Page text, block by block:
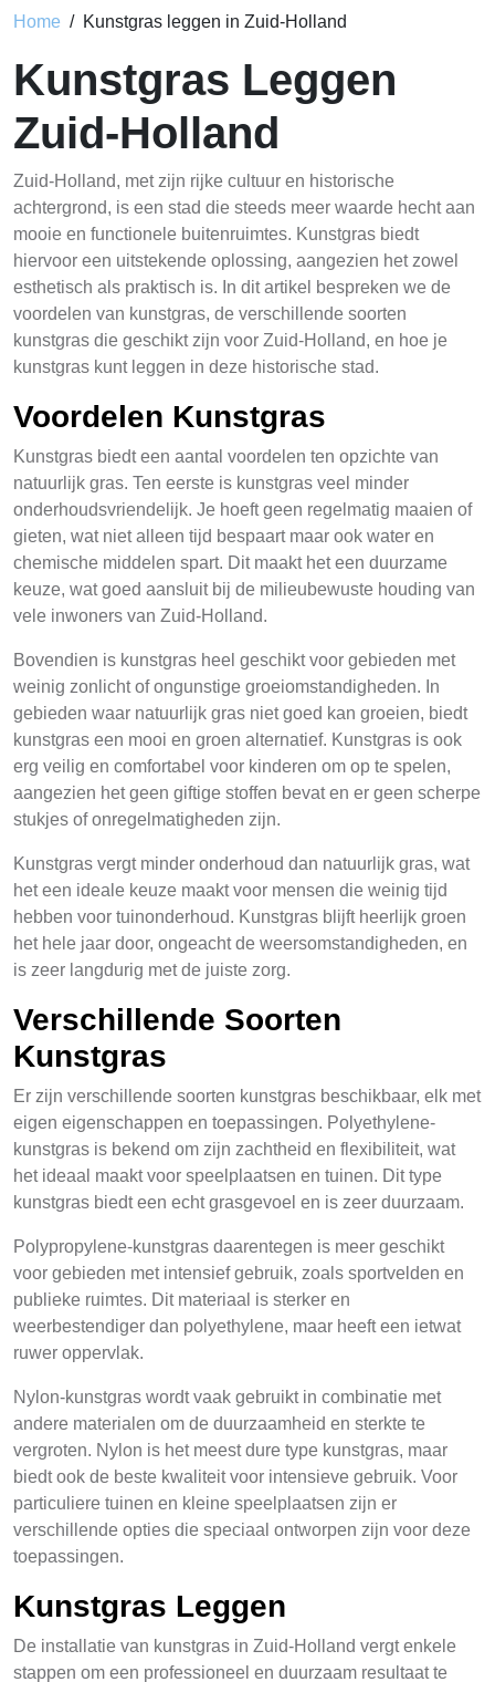
Home Kunstgras leggen in Zuid-Holland
Kunstgras Leggen
Zuid-Holland
Zuid-Holland, met zijn rijke cultuur en historische
achtergrond, is een stad die steeds meer waarde hecht aan
mooie en functionele buitenruimtes. Kunstgras biedt
hiervoor een uitstekende oplossing, aangezien het zowel
esthetisch als praktisch is. In dit artikel bespreken we de
voordelen van kunstgras, de verschillende soorten
kunstgras die geschikt zijn voor Zuid-Holland, en hoe je
kunstgras kunt leggen in deze historische stad.
Voordelen Kunstgras
Kunstgras biedt een aantal voordelen ten opzichte van
natuurlijk gras. Ten eerste is kunstgras veel minder
onderhoudsvriendelijk. Je hoeft geen regelmatig maaien of
gieten, wat niet alleen tijd bespaart maar ook water en
chemische middelen spart. Dit maakt het een duurzame
keuze, wat goed aansluit bij de milieubewuste houding van
vele inwoners van Zuid-Holland.
Bovendien is kunstgras heel geschikt voor gebieden met
weinig zonlicht of ongunstige groeiomstandigheden. In
gebieden waar natuurlijk gras niet goed kan groeien, biedt
kunstgras een mooi en groen alternatief. Kunstgras is ook
erg veilig en comfortabel voor kinderen om op te spelen,
aangezien het geen giftige stoffen bevat en er geen scherpe
stukjes of onregelmatigheden zijn.
Kunstgras vergt minder onderhoud dan natuurlijk gras, wat
het een ideale keuze maakt voor mensen die weinig tijd
hebben voor tuinonderhoud. Kunstgras blijft heerlijk groen
het hele jaar door, ongeacht de weersomstandigheden, en
is zeer langdurig met de juiste zorg.
Verschillende Soorten
Kunstgras
Er zijn verschillende soorten kunstgras beschikbaar, elk met
eigen eigenschappen en toepassingen. Polyethylene-
kunstgras is bekend om zijn zachtheid en flexibiliteit, wat
het ideaal maakt voor speelplaatsen en tuinen. Dit type
kunstgras biedt een echt grasgevoel en is zeer duurzaam.
Polypropylene-kunstgras daarentegen is meer geschikt
voor gebieden met intensief gebruik, zoals sportvelden en
publieke ruimtes. Dit materiaal is sterker en
weerbestendiger dan polyethylene, maar heeft een ietwat
ruwer oppervlak.
Nylon-kunstgras wordt vaak gebruikt in combinatie met
andere materialen om de duurzaamheid en sterkte te
vergroten. Nylon is het meest dure type kunstgras, maar
biedt ook de beste kwaliteit voor intensieve gebruik. Voor
particuliere tuinen en kleine speelplaatsen zijn er
verschillende opties die speciaal ontworpen zijn voor deze
toepassingen.
Kunstgras Leggen
De installatie van kunstgras in Zuid-Holland vergt enkele
stappen om een professioneel en duurzaam resultaat te